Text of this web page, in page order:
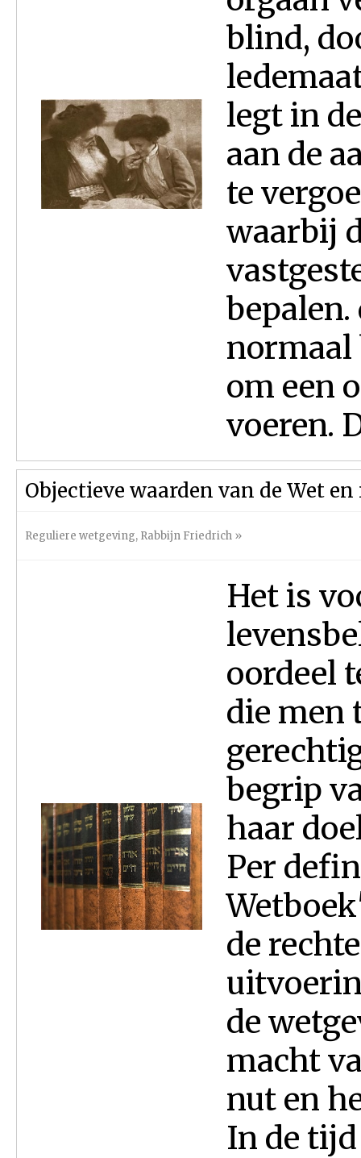
blind,
legt in
aan de
te
waarbij
normaal
om een
voeren.
Objectieve waarden van de Wet
Reguliere wetgeving, Rabbijn Friedrich »
Het is
oordeel
die men
begrip
haar
Per
de
de
macht
nut en
In de tijd